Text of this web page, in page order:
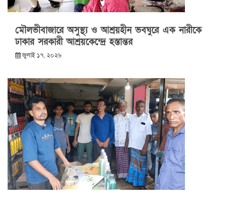
মৌলভীবাজারে অসুস্থ্য ও আশ্রয়হীন ভবঘুরে এক নারীকে
ঢাকার সরকারী আশ্রয়কেন্দ্রে হস্তান্তর
জুলাই ১৭, ২০২৬